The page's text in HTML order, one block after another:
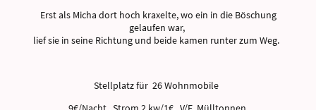
Erst als Micha dort hoch kraxelte, wo ein in die Böschung
gelaufen war,
lief sie in seine Richtung und beide kamen runter zum Weg.
Stellplatz für 26 Wohnmobile